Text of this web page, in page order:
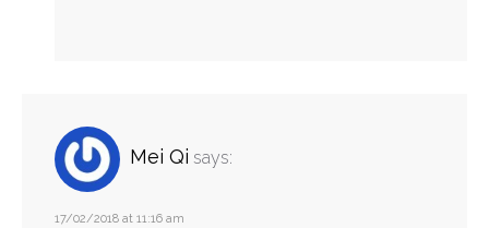
Mei Qi says:
17/02/2018 at 11:16 am